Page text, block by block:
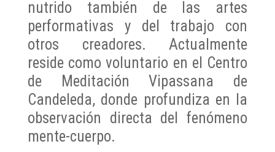
nutrido también de las artes
performativas y del trabajo con
otros creadores. Actualmente
reside como voluntario en el Centro
de Meditación Vipassana de
Candeleda, donde profundiza en la
observación directa del fenómeno
mente-cuerpo.